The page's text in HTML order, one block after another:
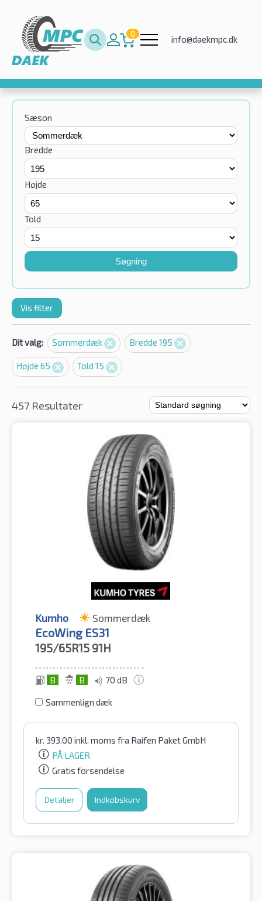
0
info@daekmpc.dk
Sæson
Bredde
Højde
Told
Søgning
Vis filter
Dit valg: Sommerdæk Bredde 195
Højde 65 Told 15
457 Resultater
Kumho Sommerdæk
EcoWing ES31
195/65R15 91H
B B 70 dB
Sammenlign dæk
kr. 393.00 inkl. moms fra Raifen Paket GmbH
PÅ LAGER
Gratis forsendelse
Detaljer Indkøbskurv